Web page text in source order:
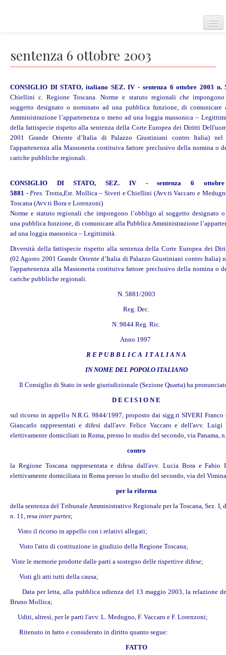
Home
Convenzione Europea
Corte Europea dei diritti dell'uomo
Carta dei diritti fondamentali dell'Unione Europea
Info
sentenza 6 ottobre 2003
CONSIGLIO DI STATO, italiano SEZ. IV - sentenza 6 ottobre 2003 n.
Chiellini c. Regione Toscana. Norme e statuto regionali che
soggetto designato o nominato ad una pubblica funzione, di comunicare
Amministrazione l’appartenenza o meno ad una loggia massonica –
della fattispecie rispetto alla sentenza della Corte Europea dei Diritti
2001 Grande Oriente d’Italia di Palazzo Giustiniani contro Italia)
l'appartenenza alla Massoneria costituiva fattore preclusivo della nomina o
cariche pubbliche regionali.
CONSIGLIO DI STATO, SEZ. IV - sentenza 6
5881 -Pres. Trotta,Est. Mollica – Siveri e Chiellini (Avv.ti Vaccaro e
Toscana (Avv.ti Bora e Lorenzoni)
Norme e statuto regionali che impongono l’obbligo al soggetto designato
una pubblica funzione, di comunicare alla Pubblica Amministrazione
ad una loggia massonica – Legittimità.
Diversità della fattispecie rispetto alla sentenza dellaCorte Europea dei
(02 Agosto 2001 Grande Oriente d’Italia di Palazzo Giustiniani contro Italia)
l'appartenenza alla Massoneria costituiva fattore preclusivo della nomina o
cariche pubbliche regionali.
N. 5881/2003
Reg. Dec.
N. 9844 Reg. Ric.
Anno 1997
R E P U B B L I C A I T A L I A N A
IN NOME DEL POPOLO ITALIANO
Il Consiglio di Stato in sede giurisdizionale (Sezione Quarta) ha
D E C I S I O N E
sul ricorso in appello N.R.G. 9844/1997, proposto dai sigg.ri SIVERI
Giancarlo rappresentati e difesi dall'avv. Felice Vaccaro e dell'avv. Luigi
elettivamente domiciliati in Roma, presso lo studio del secondo, via Panama,
contro
la Regione Toscana rappresentata e difesa dall'avv. Lucia Bora e Fabio
elettivamente domiciliata in Roma presso lo studio del secondo, via del
per la riforma
della sentenza del Tribunale Amministrativo Regionale per la Toscana, Sez. I,
n. 11, resa inter partes;
Visto il ricorso in appello con i relativi allegati;
Visto l'atto di costituzione in giudizio della Regione Toscana;
Viste le memorie prodotte dalle parti a sostegno delle rispettive difese;
Visti gli atti tutti della causa;
Data per letta, alla pubblica udienza del 13 maggio 2003, la relazione
Bruno Mollica;
Uditi, altresì, per le parti l'avv. L. Medugno, F. Vaccaro e F. Lorenzoni;
Ritenuto in fatto e considerato in diritto quanto segue:
FATTO